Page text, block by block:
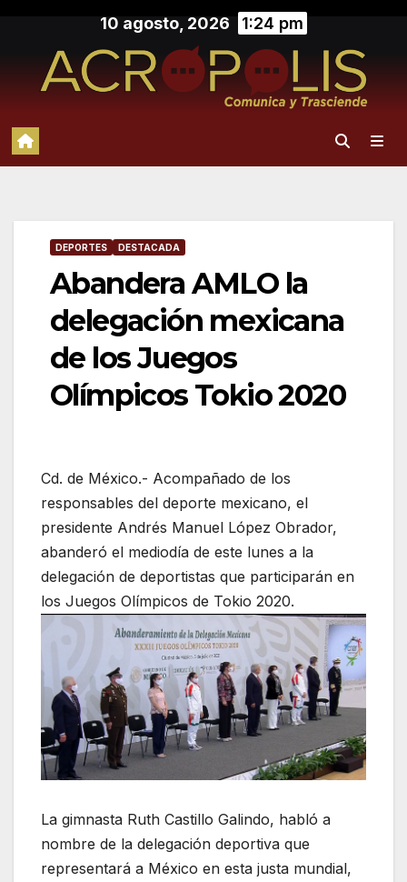
contenido
10 agosto, 2026 1:24 pm
DEPORTES DESTACADA
Abandera AMLO la
delegación mexicana
de los Juegos
Olímpicos Tokio 2020
Cd. de México.- Acompañado de los
responsables del deporte mexicano, el
presidente Andrés Manuel López Obrador,
abanderó el mediodía de este lunes a la
delegación de deportistas que participarán en
los Juegos Olímpicos de Tokio 2020.
La gimnasta Ruth Castillo Galindo, habló a
nombre de la delegación deportiva que
representará a México en esta justa mundial,